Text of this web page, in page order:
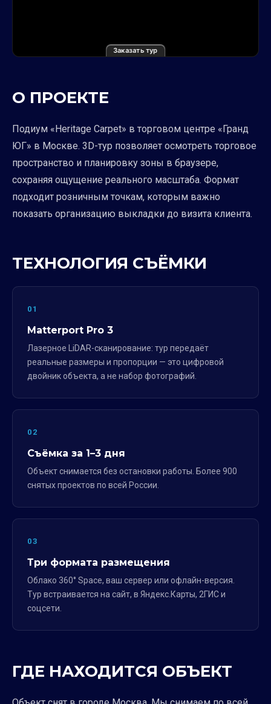
Заказать тур
О ПРОЕКТЕ
Подиум «Heritage Carpet» в торговом центре «Гранд
ЮГ» в Москве. 3D-тур позволяет осмотреть торговое
пространство и планировку зоны в браузере,
сохраняя ощущение реального масштаба. Формат
подходит розничным точкам, которым важно
показать организацию выкладки до визита клиента.
ТЕХНОЛОГИЯ СЪЁМКИ
01
Matterport Pro 3
Лазерное LiDAR-сканирование: тур передаёт
реальные размеры и пропорции — это цифровой
двойник объекта, а не набор фотографий.
02
Съёмка за 1–3 дня
Объект снимается без остановки работы. Более 900
снятых проектов по всей России.
03
Три формата размещения
Облако 360° Space, ваш сервер или офлайн-версия.
Тур встраивается на сайт, в Яндекс.Карты, 2ГИС и
соцсети.
ГДЕ НАХОДИТСЯ ОБЪЕКТ